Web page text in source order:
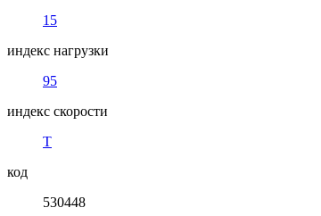
15
индекс нагрузки
95
индекс скорости
T
код
530448